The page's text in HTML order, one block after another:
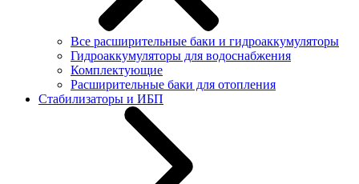
Все расширительные баки и гидроаккумуляторы
Гидроаккумуляторы для водоснабжения
Комплектующие
Расширительные баки для отопления
Стабилизаторы и ИБП